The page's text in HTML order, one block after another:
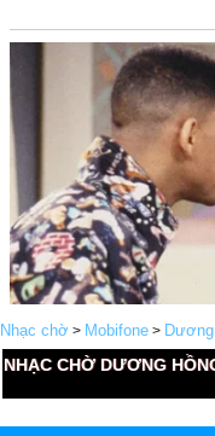
Nhạc chờ > Mobifone >
NHẠC CHỜ DƯƠNG